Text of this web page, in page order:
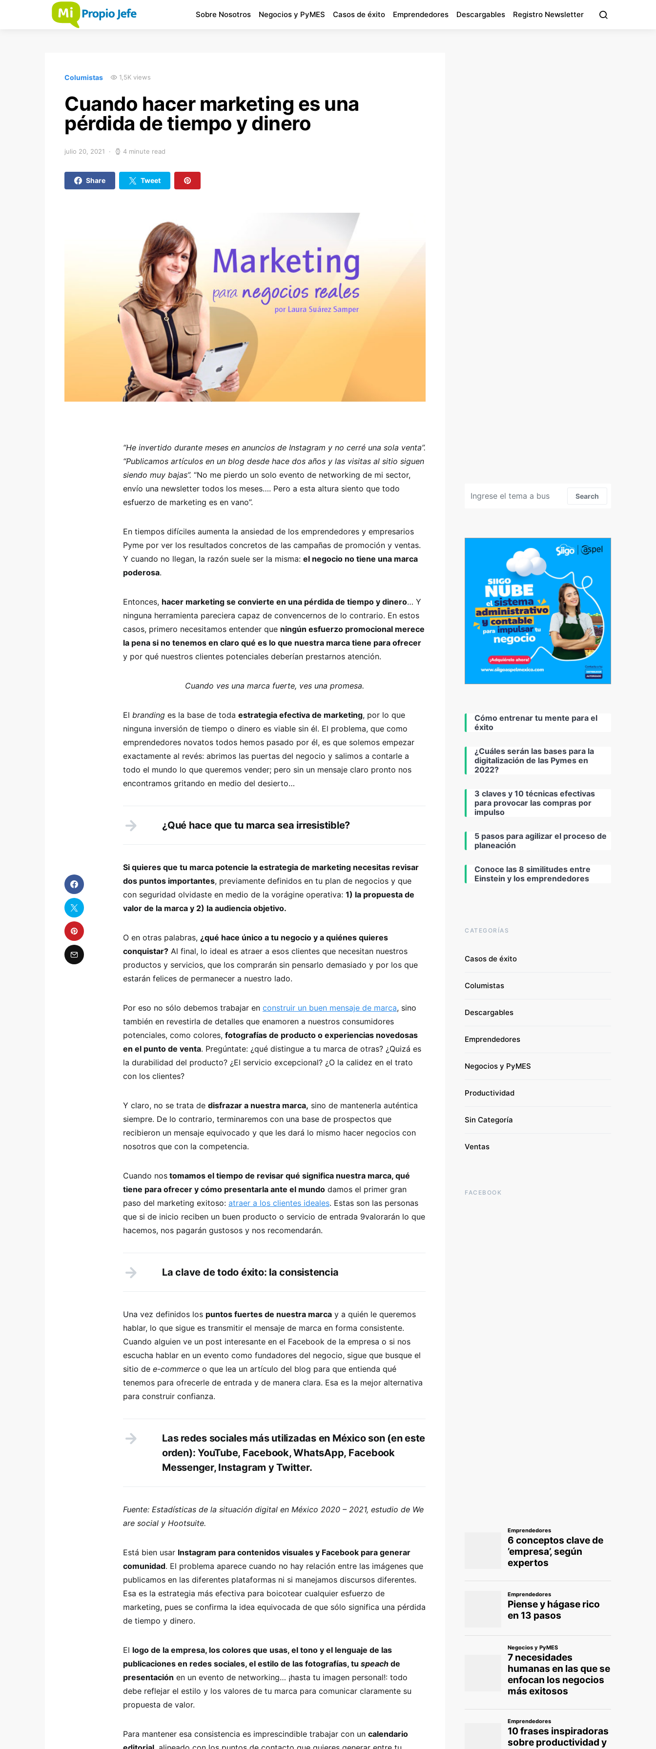
Sobre Nosotros Negocios y PyMES Casos de éxito Emprendedores Descargables Registro Newsletter
Columistas 1,5K views
Cuando hacer marketing es una
pérdida de tiempo y dinero
julio 20, 2021 4 minute read
Share Tweet
“He invertido durante meses en anuncios de Instagram y no cerré una sola venta”.
“Publicamos artículos en un blog desde hace dos años y las visitas al sitio siguen
siendo muy bajas”. “No me pierdo un solo evento de networking de mi sector,
envío una newsletter todos los meses…. Pero a esta altura siento que todo
esfuerzo de marketing es en vano”.
En tiempos difíciles aumenta la ansiedad de los emprendedores y empresarios
Pyme por ver los resultados concretos de las campañas de promoción y ventas.
Y cuando no llegan, la razón suele ser la misma: el negocio no tiene una marca
poderosa.
Entonces, hacer marketing se convierte en una pérdida de tiempo y dinero… Y
ninguna herramienta pareciera capaz de convencernos de lo contrario. En estos
casos, primero necesitamos entender que ningún esfuerzo promocional merece
la pena si no tenemos en claro qué es lo que nuestra marca tiene para ofrecer
y por qué nuestros clientes potenciales deberían prestarnos atención.
Cuando ves una marca fuerte, ves una promesa.
El branding es la base de toda estrategia efectiva de marketing, por lo que
ninguna inversión de tiempo o dinero es viable sin él. El problema, que como
emprendedores novatos todos hemos pasado por él, es que solemos empezar
exactamente al revés: abrimos las puertas del negocio y salimos a contarle a
todo el mundo lo que queremos vender; pero sin un mensaje claro pronto nos
encontramos gritando en medio del desierto…
¿Qué hace que tu marca sea irresistible?
Si quieres que tu marca potencie la estrategia de marketing necesitas revisar
dos puntos importantes, previamente definidos en tu plan de negocios y que
con seguridad olvidaste en medio de la vorágine operativa: 1) la propuesta de
valor de la marca y 2) la audiencia objetivo.
O en otras palabras, ¿qué hace único a tu negocio y a quiénes quieres
conquistar? Al final, lo ideal es atraer a esos clientes que necesitan nuestros
productos y servicios, que los comprarán sin pensarlo demasiado y por los que
estarán felices de permanecer a nuestro lado.
Por eso no sólo debemos trabajar en construir un buen mensaje de marca, sino
también en revestirla de detalles que enamoren a nuestros consumidores
potenciales, como colores, fotografías de producto o experiencias novedosas
en el punto de venta. Pregúntate: ¿qué distingue a tu marca de otras? ¿Quizá es
la durabilidad del producto? ¿El servicio excepcional? ¿O la calidez en el trato
con los clientes?
Y claro, no se trata de disfrazar a nuestra marca, sino de mantenerla auténtica
siempre. De lo contrario, terminaremos con una base de prospectos que
recibieron un mensaje equivocado y que les dará lo mismo hacer negocios con
nosotros que con la competencia.
Cuando nos tomamos el tiempo de revisar qué significa nuestra marca, qué
tiene para ofrecer y cómo presentarla ante el mundo damos el primer gran
paso del marketing exitoso: atraer a los clientes ideales. Estas son las personas
que si de inicio reciben un buen producto o servicio de entrada 9valorarán lo que
hacemos, nos pagarán gustosos y nos recomendarán.
La clave de todo éxito: la consistencia
Una vez definidos los puntos fuertes de nuestra marca y a quién le queremos
hablar, lo que sigue es transmitir el mensaje de marca en forma consistente.
Cuando alguien ve un post interesante en el Facebook de la empresa o si nos
escucha hablar en un evento como fundadores del negocio, sigue que busque el
sitio de e-commerce o que lea un artículo del blog para que entienda qué
tenemos para ofrecerle de entrada y de manera clara. Esa es la mejor alternativa
para construir confianza.
Las redes sociales más utilizadas en México son (en este
orden): YouTube, Facebook, WhatsApp, Facebook
Messenger, Instagram y Twitter.
Fuente: Estadísticas de la situación digital en México 2020 – 2021, estudio de We
are social y Hootsuite.
Está bien usar Instagram para contenidos visuales y Facebook para generar
comunidad. El problema aparece cuando no hay relación entre las imágenes que
publicamos en las diferentes plataformas ni si manejamos discursos diferentes.
Esa es la estrategia más efectiva para boicotear cualquier esfuerzo de
marketing, pues se confirma la idea equivocada de que sólo significa una pérdida
de tiempo y dinero.
El logo de la empresa, los colores que usas, el tono y el lenguaje de las
publicaciones en redes sociales, el estilo de las fotografías, tu speach de
presentación en un evento de networking… ¡hasta tu imagen personal!: todo
debe reflejar el estilo y los valores de tu marca para comunicar claramente su
propuesta de valor.
Para mantener esa consistencia es imprescindible trabajar con un calendario
Search
Cómo entrenar tu mente para el
éxito
¿Cuáles serán las bases para la
digitalización de las Pymes en
2022?
3 claves y 10 técnicas efectivas
para provocar las compras por
impulso
5 pasos para agilizar el proceso de
planeación
Conoce las 8 similitudes entre
Einstein y los emprendedores
CATEGORÍAS
Casos de éxito
Columistas
Descargables
Emprendedores
Negocios y PyMES
Productividad
Sin Categoría
Ventas
FACEBOOK